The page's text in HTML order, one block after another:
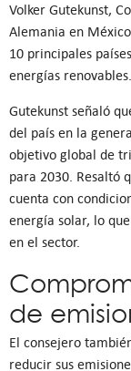
Volker Gutekunst,
Alemania en
10 principales
energías renovables.
Gutekunst señaló
del país en la
objetivo global de
para 2030. Resaltó
cuenta con
energía solar, lo
en el sector.
de
El consejero
reducir sus